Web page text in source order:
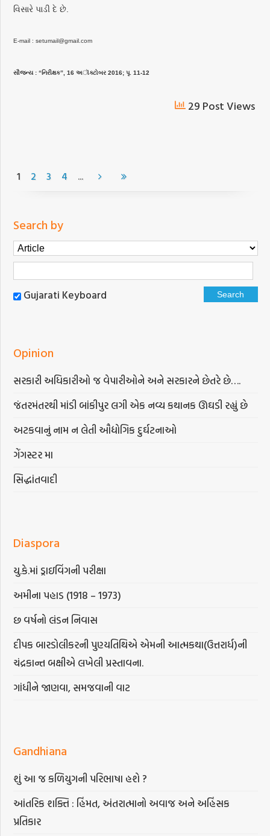
વિસારે પાડી દે છે.
E-mail : setumail@gmail.com
સૌજન્ય : “નિરીક્ષક”, 16 અૉક્ટોબર 2016; પૃ. 11-12
29 Post Views
1 2 3 4 ...
Search by
Gujarati Keyboard
Opinion
સરકારી અધિકારીઓ જ વેપારીઓને અને સરકારને છેતરે છે….
જંતરમંતરથી માંડી બાંકીપુર લગી એક નવ્ય કથાનક ઊઘડી રહ્યું છે
અટકવાનું નામ ન લેતી ઔદ્યોગિક દુર્ઘટનાઓ
ગેંગસ્ટર મા
સિદ્ધાંતવાદી
Diaspora
યુ.કે.માં ડ્રાઇવિંગની પરીક્ષા
અમીના પહાડ (1918 – 1973)
છ વર્ષનો લંડન નિવાસ
દીપક બારડોલીકરની પુણ્યતિથિએ એમની આત્મકથા(ઉત્તરાર્ધ)ની
ચંદ્રકાન્ત બક્ષીએ લખેલી પ્રસ્તાવના.
ગાંધીને જાણવા, સમજવાની વાટ
Gandhiana
શું આ જ કળિયુગની પરિભાષા હશે ?
આંતરિક શક્તિ : હિંમત, અંતરાત્માનો અવાજ અને અહિંસક
પ્રતિકાર